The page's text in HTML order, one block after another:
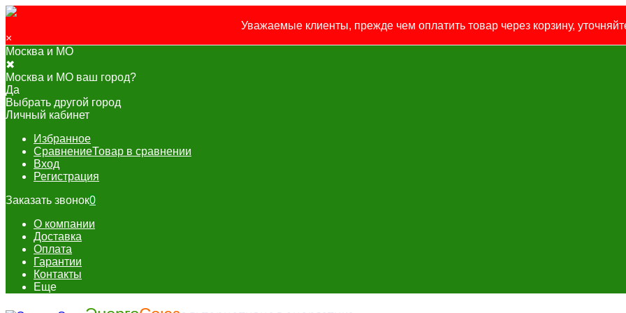
Уважаемые клиенты, прежде чем оплатить товар через корзину,
×
Москва и МО
✖
Москва и МО ваш город?
Да
Выбрать другой город
Личный кабинет
Избранное
СравнениеТовар в сравнении
Вход
Регистрация
Заказать звонок0
О компании
Доставка
Оплата
Гарантии
Контакты
Еще